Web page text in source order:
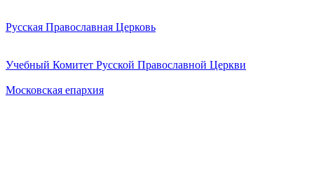
Русская Православная Церковь
Учебный Комитет Русской Православной Церкви
Московская епархия